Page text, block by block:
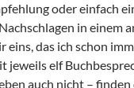
oder einfach
in einem
eins, das ich schon
jeweils elf
auch nicht – finden